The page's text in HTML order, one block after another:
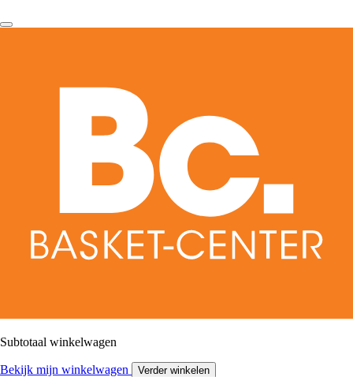
Subtotaal winkelwagen
Bekijk mijn winkelwagen Verder winkelen